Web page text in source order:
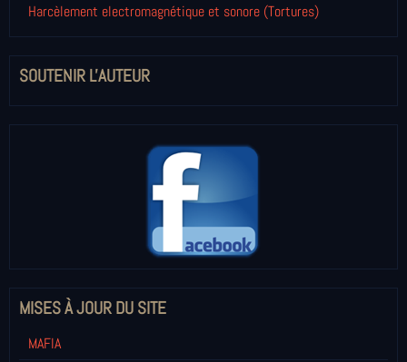
Harcèlement electromagnétique et sonore (Tortures)
SOUTENIR L'AUTEUR
MISES À JOUR DU SITE
MAFIA